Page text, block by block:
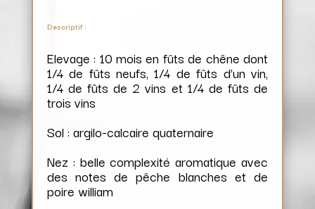
Descriptif :
Elevage : 10 mois en fûts de chêne dont
1/4 de fûts neufs, 1/4 de fûts d’un vin,
1/4 de fûts de 2 vins et 1/4 de fûts de
trois vins
Sol : argilo-calcaire quaternaire
Nez : belle complexité aromatique avec
des notes de pêche blanches et de
poire william